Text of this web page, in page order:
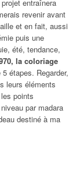
entraînera
revenir avant
et en fait, aussi
puis une
été, tendance,
la coloriage
étapes. Regarder,
leurs éléments
points
par madara
destiné à ma